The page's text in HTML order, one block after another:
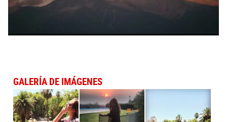
GALERÍA DE IMÁGENES